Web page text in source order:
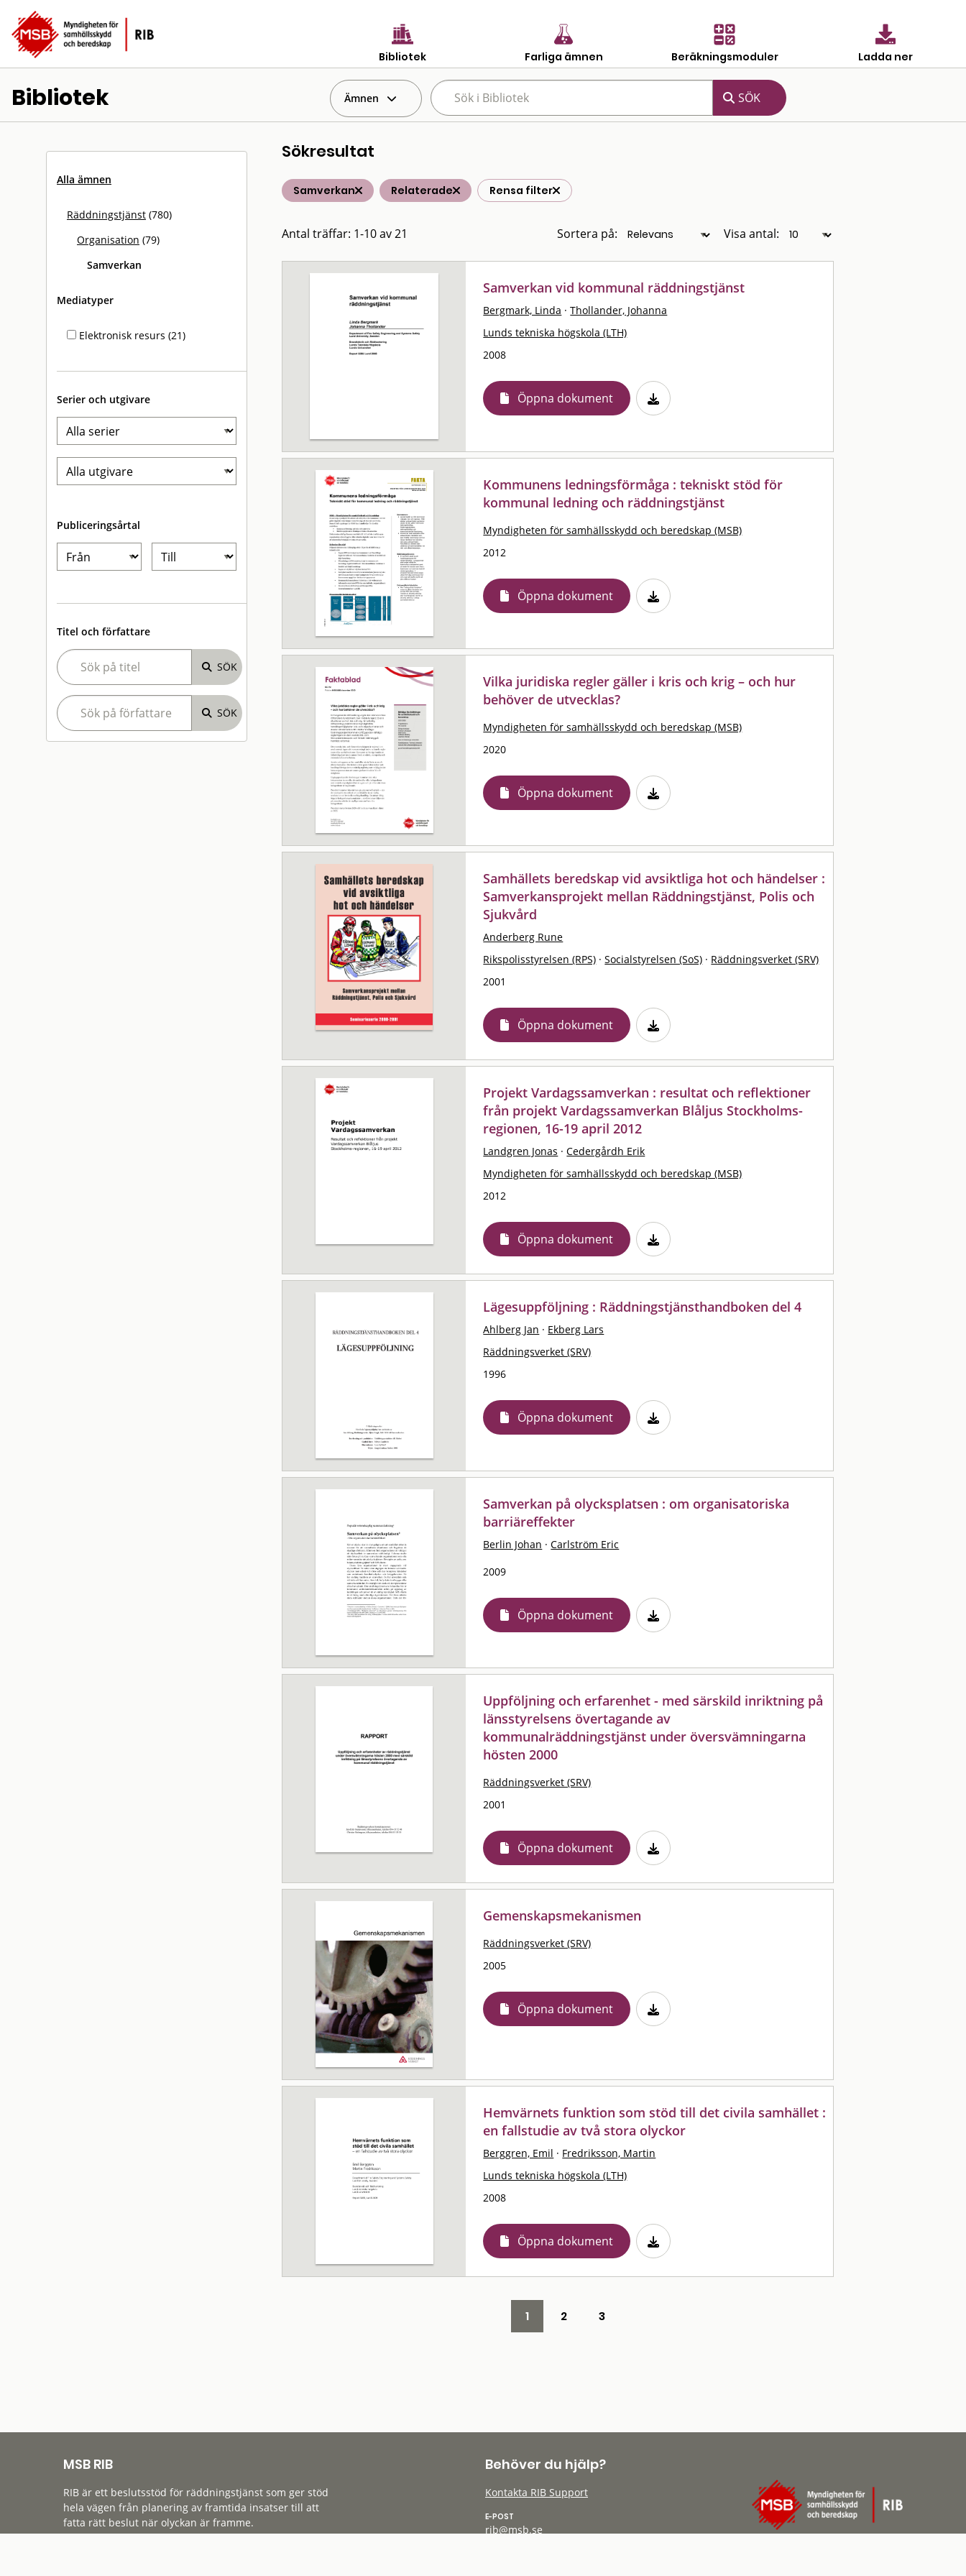
Bibliotek Farliga ämnen Beräkningsmoduler Ladda ner
Bibliotek Ämnen
Alla ämnen
Räddningstjänst (780)
Organisation (79)
Samverkan
Mediatyper
Elektronisk resurs (21)
Serier och utgivare
Publiceringsårtal
Titel och författare
Sökresultat
Samverkan Relaterade Rensa filter
Antal träffar: 1-10 av 21 Sortera på: Visa antal:
Samverkan vid kommunal räddningstjänst
Bergmark, Linda · Thollander, Johanna
Lunds tekniska högskola (LTH)
2008
Öppna dokument
Kommunens ledningsförmåga : tekniskt stöd för
kommunal ledning och räddningstjänst
Myndigheten för samhällsskydd och beredskap (MSB)
2012
Öppna dokument
Vilka juridiska regler gäller i kris och krig – och hur
behöver de utvecklas?
Myndigheten för samhällsskydd och beredskap (MSB)
2020
Öppna dokument
Samhällets beredskap vid avsiktliga hot och händelser :
Samverkansprojekt mellan Räddningstjänst, Polis och
Sjukvård
Anderberg Rune
Rikspolisstyrelsen (RPS) · Socialstyrelsen (SoS) · Räddningsverket (SRV)
2001
Öppna dokument
Projekt Vardagssamverkan : resultat och reflektioner
från projekt Vardagssamverkan Blåljus Stockholms-
regionen, 16-19 april 2012
Landgren Jonas · Cedergårdh Erik
Myndigheten för samhällsskydd och beredskap (MSB)
2012
Öppna dokument
Lägesuppföljning : Räddningstjänsthandboken del 4
Ahlberg Jan · Ekberg Lars
Räddningsverket (SRV)
1996
Öppna dokument
Samverkan på olycksplatsen : om organisatoriska
barriäreffekter
Berlin Johan · Carlström Eric
2009
Öppna dokument
Uppföljning och erfarenhet - med särskild inriktning på
länsstyrelsens övertagande av
kommunalräddningstjänst under översvämningarna
hösten 2000
Räddningsverket (SRV)
2001
Öppna dokument
Gemenskapsmekanismen
Räddningsverket (SRV)
2005
Öppna dokument
Hemvärnets funktion som stöd till det civila samhället :
en fallstudie av två stora olyckor
Berggren, Emil · Fredriksson, Martin
Lunds tekniska högskola (LTH)
2008
Öppna dokument
1 2 3
MSB RIB
RIB är ett beslutsstöd för räddningstjänst som ger stöd
hela vägen från planering av framtida insatser till att
fatta rätt beslut när olyckan är framme.
Behöver du hjälp?
Kontakta RIB Support
E-POST
rib@msb.se